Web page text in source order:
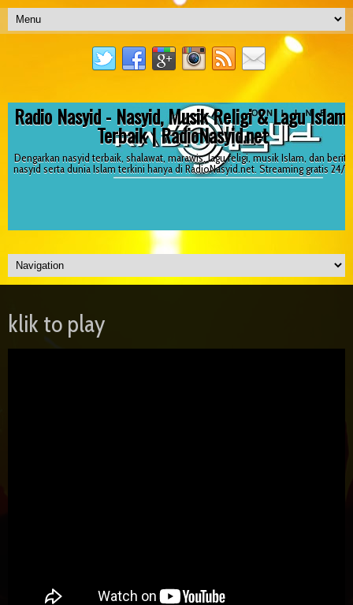
Radio Nasyid - Nasyid, Musik Religi & Lagu Islami
Terbaik | RadioNasyid.net
Dengarkan nasyid terbaik, shalawat, marawis, lagu religi, musik Islam, dan berita
nasyid serta dunia Islam terkini hanya di RadioNasyid.net. Streaming gratis 24/7!
klik to play